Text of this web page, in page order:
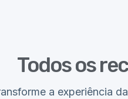
Todos os
a experiência